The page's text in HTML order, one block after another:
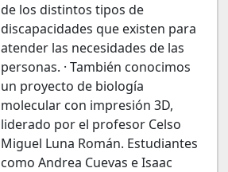
de los distintos tipos de
discapacidades que existen para
atender las necesidades de las
personas. · También conocimos
un proyecto de biología
molecular con impresión 3D,
liderado por el profesor Celso
Miguel Luna Román. Estudiantes
como Andrea Cuevas e Isaac